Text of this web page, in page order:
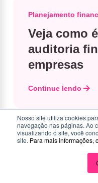
Nosso site utiliza cookies
navegação nas páginas. Ao
visualizando o site, você
site. Para mais informações,
Planejamento
Veja como
auditoria
empresas
Continue lendo